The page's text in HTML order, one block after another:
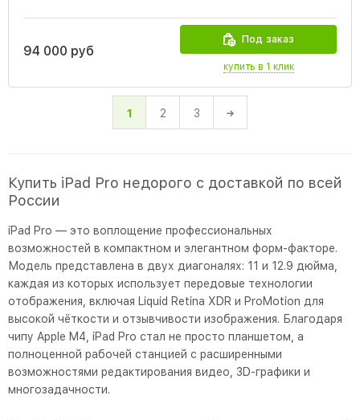
94 000 руб
Под заказ
купить в 1 клик
1 2 3
Купить iPad Pro недорого с доставкой по всей
России
iPad Pro — это воплощение профессиональных
возможностей в компактном и элегантном форм-факторе.
Модель представлена в двух диагоналях: 11 и 12.9 дюйма,
каждая из которых использует передовые технологии
отображения, включая Liquid Retina XDR и ProMotion для
высокой чёткости и отзывчивости изображения. Благодаря
чипу Apple M4, iPad Pro стал не просто планшетом, а
полноценной рабочей станцией с расширенными
возможностями редактирования видео, 3D-графики и
многозадачности.